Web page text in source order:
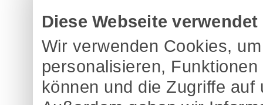
Diese Webseite
Wir verwenden Cookies,
personalisieren,
können und die Zugriffe